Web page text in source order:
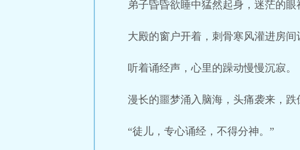
弟子昏昏欲睡中猛然起身，迷茫的眼
大殿的窗户开着，刺骨寒风灌进房间
听着诵经声，心里的躁动慢慢沉寂。
漫长的噩梦涌入脑海，头痛袭来，跌
“徒儿，专心诵经，不得分神。”